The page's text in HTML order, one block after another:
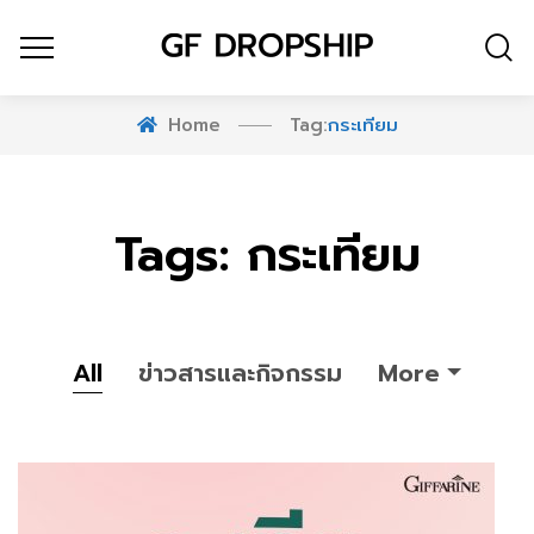
Home Tag:กระเทียม
Tags: กระเทียม
All ข่าวสารและกิจกรรม More